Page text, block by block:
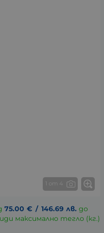
1 от 4
75.00 € / 146.69 лв. до
максимално тегло (кг.)